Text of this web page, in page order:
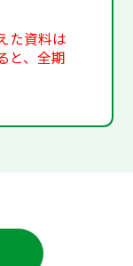
た資料は
と、全期